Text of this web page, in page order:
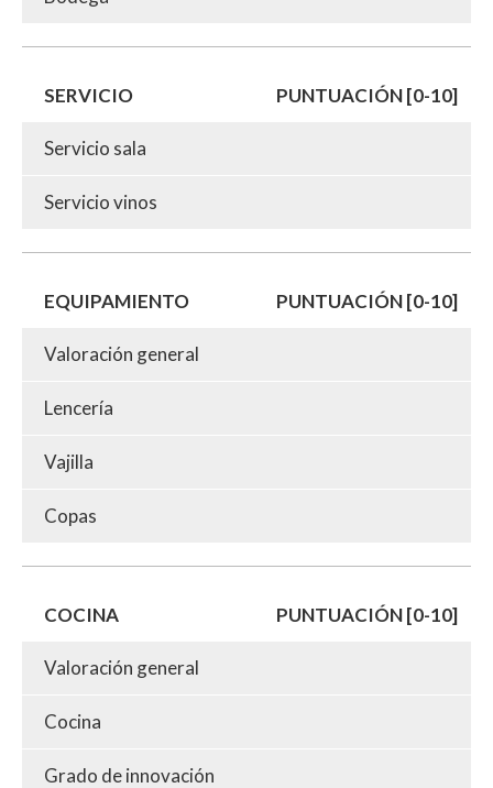
SERVICIO PUNTUACIÓN [0-10]
Servicio sala
Servicio vinos
EQUIPAMIENTO PUNTUACIÓN [0-10]
Valoración general
Lencería
Vajilla
Copas
COCINA PUNTUACIÓN [0-10]
Valoración general
Cocina
Grado de innovación